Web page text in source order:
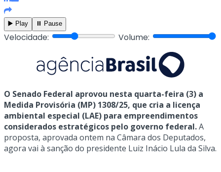
▶️ Play ⏸️ Pause
Velocidade: Volume:
O Senado Federal aprovou nesta quarta-feira (3) a
Medida Provisória (MP) 1308/25, que cria a licença
ambiental especial (LAE) para empreendimentos
considerados estratégicos pelo governo federal.A
proposta, aprovada ontem na Câmara dos Deputados,
agora vai à sanção do presidente Luiz Inácio Lula da Silva.